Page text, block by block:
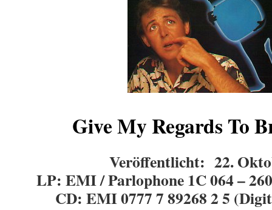
Give My Regards To
Veröffentlicht: 22.
LP: EMI / Parlophone 1C 064 –
CD: EMI 0777 7 89268 2 5